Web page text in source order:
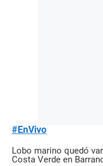
#EnVivo
Lobo marino quedó
Costa Verde en